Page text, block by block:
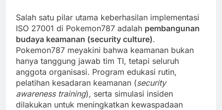
Salah satu pilar utama keberhasilan implementasi
ISO 27001 di Pokemon787 adalah pembangunan
budaya keamanan (security culture).
Pokemon787 meyakini bahwa keamanan bukan
hanya tanggung jawab tim TI, tetapi seluruh
anggota organisasi. Program edukasi rutin,
pelatihan kesadaran keamanan (security
awareness training), serta simulasi insiden
dilakukan untuk meningkatkan kewaspadaan